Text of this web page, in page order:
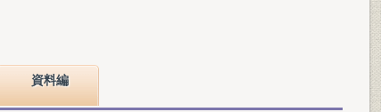
資料編